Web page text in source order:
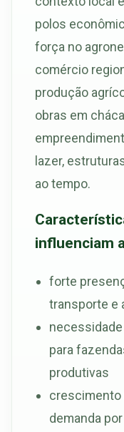
polos
força no
comércio
produção
obras em
lazer,
ao tempo.
influenciam
forte
transporte e
para
produtivas
crescimento
demanda